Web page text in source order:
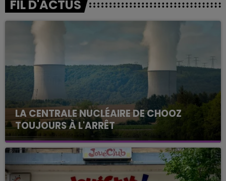
FIL D'ACTUS
LA CENTRALE NUCLÉAIRE DE CHOOZ
TOUJOURS À L'ARRÊT
Cela fait déjà une semaine que la centrale
nucléaire ardennaise est à l'arrêt. Une situation
justifiée par la sécheresse intense qui est toujours
présente.